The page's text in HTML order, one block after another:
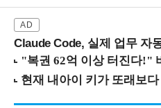
Claude Code, 실제 업무 자동화 프